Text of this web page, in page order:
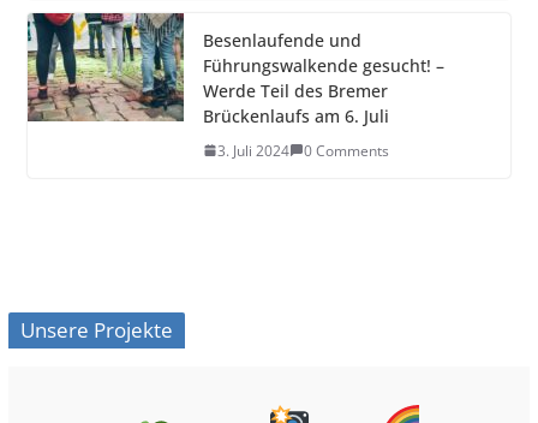
Besenlaufende und
Führungswalkende gesucht! –
Werde Teil des Bremer
Brückenlaufs am 6. Juli
3. Juli 2024 0 Comments
Unsere Projekte